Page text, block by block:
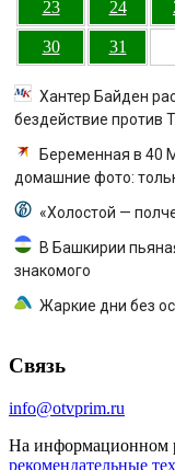
23 24
30 31
Хантер Байден
бездействие против
Беременная в 40
домашние фото:
«Холостой —
В Башкирии
знакомого
Жаркие дни без
Связь
info@otvprim.ru
На информационном
рекомендательные